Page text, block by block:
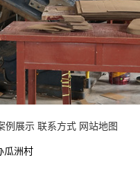
例展示 联系方式 网站地图
瓜洲村